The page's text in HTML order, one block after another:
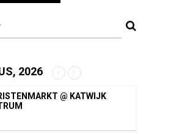
2026
@ KATWIJK